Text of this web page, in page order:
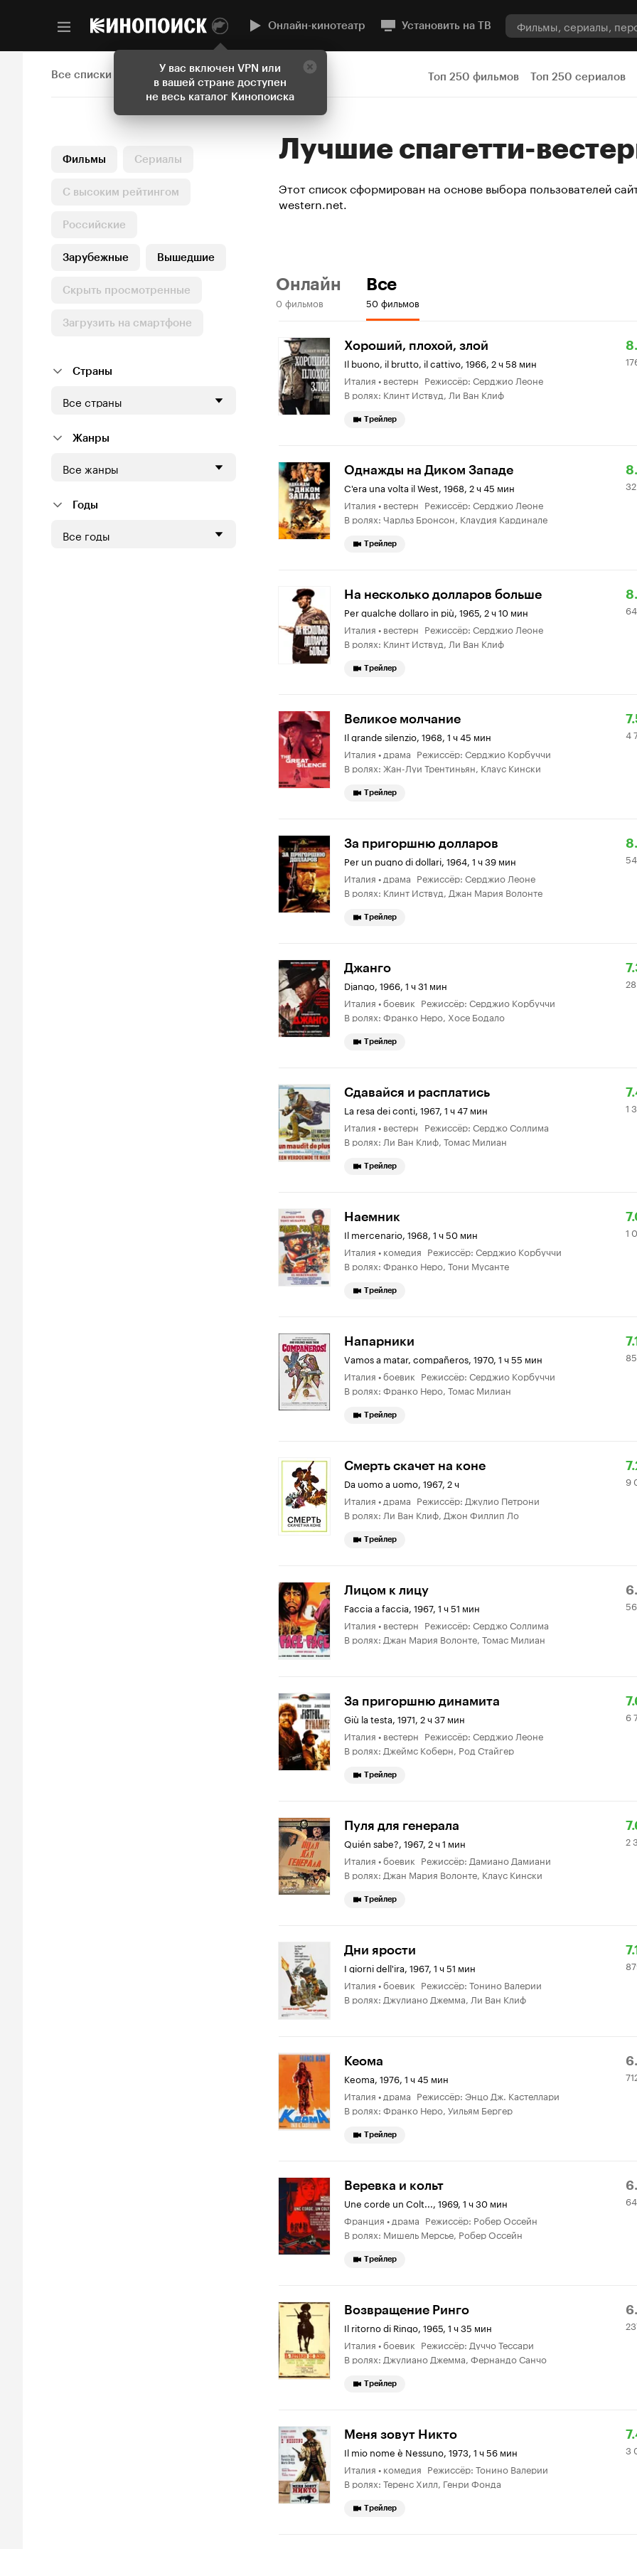
У вас включен VPN или
в вашей стране доступен
не весь каталог Кинопоиска
Онлайн-кинотеатр Установить на ТВ
Все списки Топ 250 фильмов Топ 250 сериалов
Фильмы Сериалы
С высоким рейтингом
Российские
Зарубежные Вышедшие
Скрыть просмотренные
Загрузить на смартфоне
Страны
Все страны
Жанры
Все жанры
Годы
Все годы
Лучшие спагетти-
Этот список сформирован на основе выбора пользователей
western.net.
Онлайн
0 фильмов
Все
50 фильмов
Хороший, плохой, злой
Il buono, il brutto, il cattivo, 1966, 2 ч 58 мин
Италия • вестерн Режиссёр: Серджио Леоне
В ролях: Клинт Иствуд, Ли Ван Клиф
Трейлер
Однажды на Диком Западе
C'era una volta il West, 1968, 2 ч 45 мин
Италия • вестерн Режиссёр: Серджио Леоне
В ролях: Чарльз Бронсон, Клаудия Кардинале
Трейлер
На несколько долларов больше
Per qualche dollaro in più, 1965, 2 ч 10 мин
Италия • вестерн Режиссёр: Серджио Леоне
В ролях: Клинт Иствуд, Ли Ван Клиф
Трейлер
Великое молчание
Il grande silenzio, 1968, 1 ч 45 мин
Италия • драма Режиссёр: Серджио Корбуччи
В ролях: Жан-Луи Трентиньян, Клаус Кински
4
4
Трейлер
За пригоршню долларов
Per un pugno di dollari, 1964, 1 ч 39 мин
Италия • драма Режиссёр: Серджио Леоне
В ролях: Клинт Иствуд, Джан Мария Волонте
Трейлер
Джанго
Django, 1966, 1 ч 31 мин
Италия • боевик Режиссёр: Серджио Корбуччи
В ролях: Франко Неро, Хосе Бодало
Трейлер
Сдавайся и расплатись
La resa dei conti, 1967, 1 ч 47 мин
Италия • вестерн Режиссёр: Серджо Соллима
В ролях: Ли Ван Клиф, Томас Милиан
1
1
Трейлер
Наемник
Il mercenario, 1968, 1 ч 50 мин
Италия • комедия Режиссёр: Серджио Корбуччи
В ролях: Франко Неро, Тони Мусанте
1
1
Трейлер
Напарники
Vamos a matar, compañeros, 1970, 1 ч 55 мин
Италия • боевик Режиссёр: Серджио Корбуччи
В ролях: Франко Неро, Томас Милиан
Трейлер
Смерть скачет на коне
Da uomo a uomo, 1967, 2 ч
Италия • драма Режиссёр: Джулио Петрони
В ролях: Ли Ван Клиф, Джон Филлип Ло
9
9
Трейлер
Лицом к лицу
Faccia a faccia, 1967, 1 ч 51 мин
Италия • вестерн Режиссёр: Серджо Соллима
В ролях: Джан Мария Волонте, Томас Милиан
За пригоршню динамита
Giù la testa, 1971, 2 ч 37 мин
Италия • вестерн Режиссёр: Серджио Леоне
В ролях: Джеймс Коберн, Род Стайгер
6
6
Трейлер
Пуля для генерала
Quién sabe?, 1967, 2 ч 1 мин
Италия • боевик Режиссёр: Дамиано Дамиани
В ролях: Джан Мария Волонте, Клаус Кински
2
2
Трейлер
Дни ярости
I giorni dell'ira, 1967, 1 ч 51 мин
Италия • боевик Режиссёр: Тонино Валерии
В ролях: Джулиано Джемма, Ли Ван Клиф
Кеома
Keoma, 1976, 1 ч 45 мин
Италия • драма Режиссёр: Энцо Дж. Кастеллари
В ролях: Франко Неро, Уильям Бергер
Трейлер
Веревка и кольт
Une corde un Colt..., 1969, 1 ч 30 мин
Франция • драма Режиссёр: Робер Оссейн
В ролях: Мишель Мерсье, Робер Оссейн
Трейлер
Возвращение Ринго
Il ritorno di Ringo, 1965, 1 ч 35 мин
Италия • боевик Режиссёр: Дуччо Тессари
В ролях: Джулиано Джемма, Фернандо Санчо
Трейлер
Меня зовут Никто
Il mio nome è Nessuno, 1973, 1 ч 56 мин
Италия • комедия Режиссёр: Тонино Валерии
В ролях: Теренс Хилл, Генри Фонда
3
3
Трейлер